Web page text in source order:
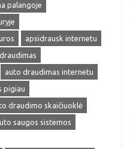
palangoje
apsidrausk internetu
auto draudimas internetu
pigiau
draudimo skaičiuoklė
saugos sistemos